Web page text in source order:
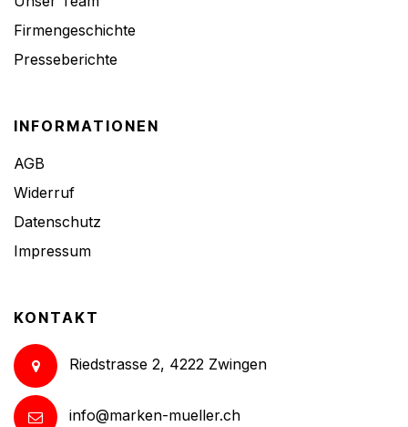
Firmengeschichte
Presseberichte
INFORMATIONEN
AGB
Widerruf
Datenschutz
Impressum
KONTAKT
Riedstrasse 2, 4222 Zwingen
info@marken-mueller.ch